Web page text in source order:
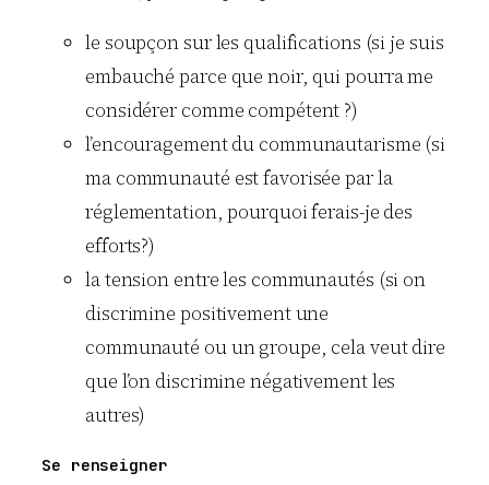
le soupçon sur les qualifications (si je suis
embauché parce que noir, qui pourra me
considérer comme compétent ?)
l’encouragement du communautarisme (si
ma communauté est favorisée par la
réglementation, pourquoi ferais-je des
efforts?)
la tension entre les communautés (si on
discrimine positivement une
communauté ou un groupe, cela veut dire
que l’on discrimine négativement les
autres)
Se renseigner